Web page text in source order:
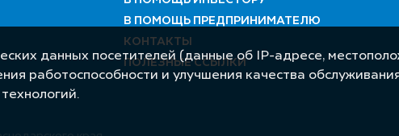
В ПОМОЩЬ ПРЕДПРИНИМАТЕЛЮ
КОНТАКТЫ
ПОЛЕЗНЫЕ ССЫЛКИ
данных посетителей (данные об IP-адресе,
работоспособности и улучшения качества